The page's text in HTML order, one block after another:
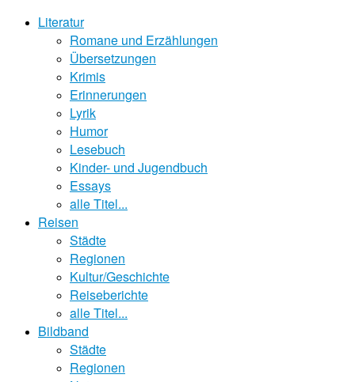
Literatur
Romane und Erzählungen
Übersetzungen
Krimis
Erinnerungen
Lyrik
Humor
Lesebuch
Kinder- und Jugendbuch
Essays
alle Titel...
Reisen
Städte
Regionen
Kultur/Geschichte
Reiseberichte
alle Titel...
Bildband
Städte
Regionen